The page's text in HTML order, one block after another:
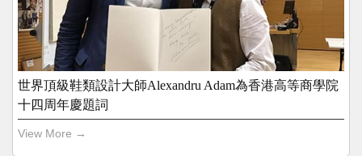
世界頂級鞋類設計大師Alexandru Adam為香港高等商學院
十四周年慶題詞
View More →